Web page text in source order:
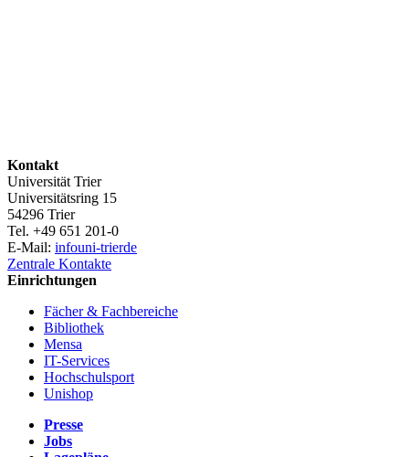
Kontakt
Universität Trier
Universitätsring 15
54296 Trier
Tel. +49 651 201-0
E-Mail: infouni-trierde
Zentrale Kontakte
Einrichtungen
Fächer & Fachbereiche
Bibliothek
Mensa
IT-Services
Hochschulsport
Unishop
Presse
Jobs